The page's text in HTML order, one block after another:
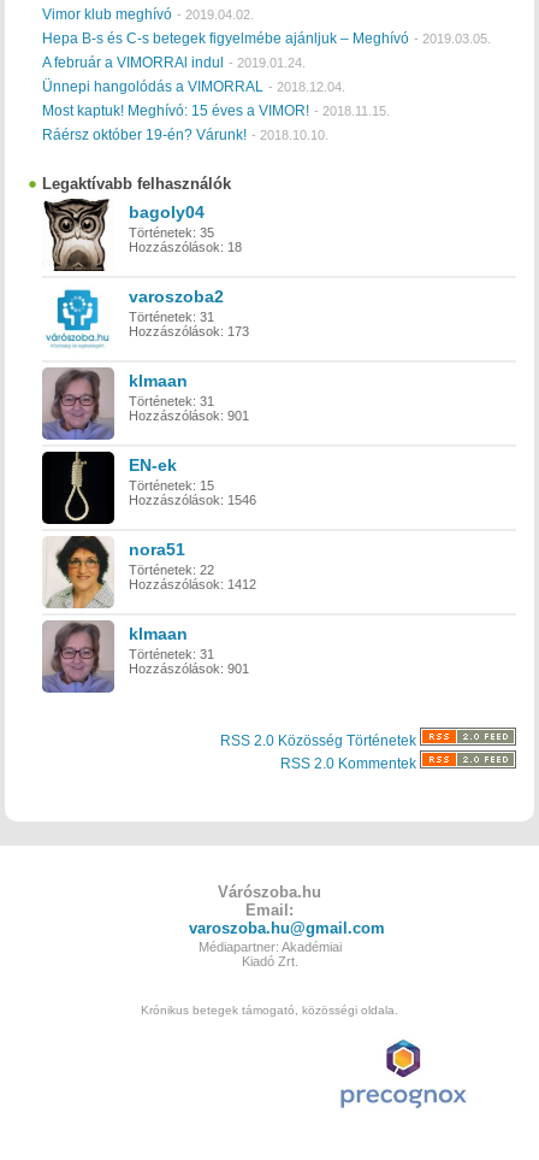
Vimor klub meghívó - 2019.04.02.
Hepa B-s és C-s betegek figyelmébe ajánljuk – Meghívó - 2019.03.05.
A február a VIMORRAl indul - 2019.01.24.
Ünnepi hangolódás a VIMORRAL - 2018.12.04.
Most kaptuk! Meghívó: 15 éves a VIMOR! - 2018.11.15.
Ráérsz október 19-én? Várunk! - 2018.10.10.
Legaktívabb felhasználók
bagoly04
Történetek: 35
Hozzászólások: 18
varoszoba2
Történetek: 31
Hozzászólások: 173
klmaan
Történetek: 31
Hozzászólások: 901
EN-ek
Történetek: 15
Hozzászólások: 1546
nora51
Történetek: 22
Hozzászólások: 1412
klmaan
Történetek: 31
Hozzászólások: 901
RSS 2.0 Közösség Történetek
RSS 2.0 Kommentek
Várószoba.hu
Email:
varoszoba.hu@gmail.com
Médiapartner: Akadémiai
Kiadó Zrt.
Krónikus betegek támogató, közösségi oldala.